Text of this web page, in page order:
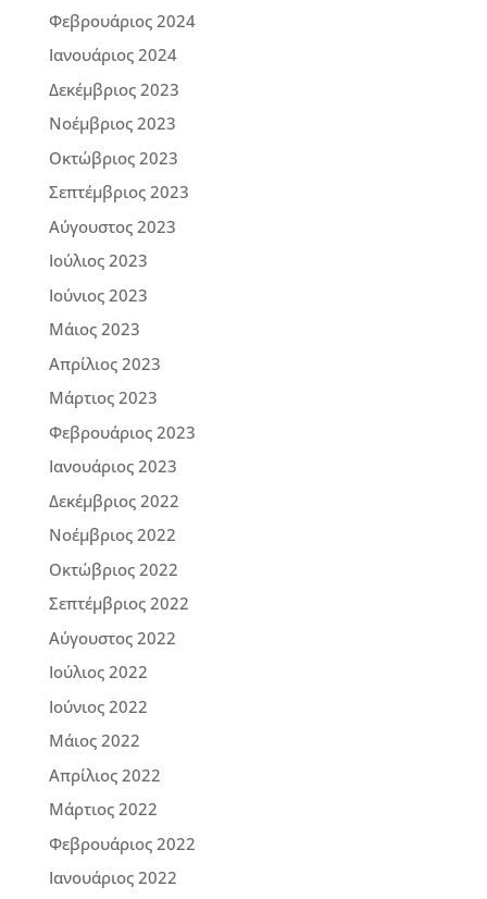
Φεβρουάριος 2024
Ιανουάριος 2024
Δεκέμβριος 2023
Νοέμβριος 2023
Οκτώβριος 2023
Σεπτέμβριος 2023
Αύγουστος 2023
Ιούλιος 2023
Ιούνιος 2023
Μάιος 2023
Απρίλιος 2023
Μάρτιος 2023
Φεβρουάριος 2023
Ιανουάριος 2023
Δεκέμβριος 2022
Νοέμβριος 2022
Οκτώβριος 2022
Σεπτέμβριος 2022
Αύγουστος 2022
Ιούλιος 2022
Ιούνιος 2022
Μάιος 2022
Απρίλιος 2022
Μάρτιος 2022
Φεβρουάριος 2022
Ιανουάριος 2022